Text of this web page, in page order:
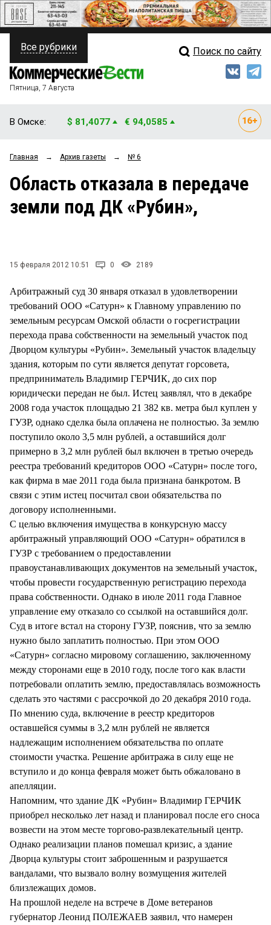
ПОЛИТИКА
ФИНАНСЫ
ОБЩЕСТВО
ЗАКОН
НОВОСТИ КОМПАНИЙ
СТИЛЬ ЖИЗНИ
Свежий выпуск
Рейтинги
Блоги
Все рубрики Поиск по сайту
Пятница, 7 Августа
В Омске: $ 81,4077 € 94,0585
Главная → Архив газеты → № 6
Область отказала в передаче
земли под ДК «Рубин»,
15 февраля 2012 10:51 0 2189
Арбитражный суд 30 января отказал в удовлетворении
требований ООО «Сатурн» к Главному управлению по
земельным ресурсам Омской области о госрегистрации
перехода права собственности на земельный участок под
Дворцом культуры «Рубин». Земельный участок владельцу
здания, которым по сути является депутат горсовета,
предприниматель Владимир ГЕРЧИК, до сих пор
юридически передан не был. Истец заявлял, что в декабре
2008 года участок площадью 21 382 кв. метра был куплен у
ГУЗР, однако сделка была оплачена не полностью. За землю
поступило около 3,5 млн рублей, а оставшийся долг
примерно в 3,2 млн рублей был включен в третью очередь
реестра требований кредиторов ООО «Сатурн» после того,
как фирма в мае 2011 года была признана банкротом. В
связи с этим истец посчитал свои обязательства по
договору исполненными.
С целью включения имущества в конкурсную массу
арбитражный управляющий ООО «Сатурн» обратился в
ГУЗР с требованием о предоставлении
правоустанавливающих документов на земельный участок,
чтобы провести государственную регистрацию перехода
права собственности. Однако в июле 2011 года Главное
управление ему отказало со ссылкой на оставшийся долг.
Суд в итоге встал на сторону ГУЗР, пояснив, что за землю
нужно было заплатить полностью. При этом ООО
«Сатурн» согласно мировому соглашению, заключенному
между сторонами еще в 2010 году, после того как власти
потребовали оплатить землю, предоставлялась возможность
сделать это частями с рассрочкой до 20 декабря 2010 года.
По мнению суда, включение в реестр кредиторов
оставшейся суммы в 3,2 млн рублей не является
надлежащим исполнением обязательства по оплате
стоимости участка. Решение арбитража в силу еще не
вступило и до конца февраля может быть обжаловано в
апелляции.
Напомним, что здание ДК «Рубин» Владимир ГЕРЧИК
приобрел несколько лет назад и планировал после его сноса
возвести на этом месте торгово-развлекательный центр.
Однако реализации планов помешал кризис, а здание
Дворца культуры стоит заброшенным и разрушается
вандалами, что вызвало волну возмущения жителей
близлежащих домов.
На прошлой неделе на встрече в Доме ветеранов
губернатор Леонид ПОЛЕЖАЕВ заявил, что намерен